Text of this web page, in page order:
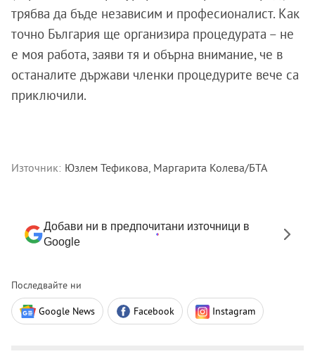
трябва да бъде независим и професионалист. Как
точно България ще организира процедурата – не
е моя работа, заяви тя и обърна внимание, че в
останалите държави членки процедурите вече са
приключили.
Източник: Юзлем Тефикова, Маргарита Колева/БТА
Добави ни в предпочитани източници в
Google
Последвайте ни
Google News Facebook Instagram